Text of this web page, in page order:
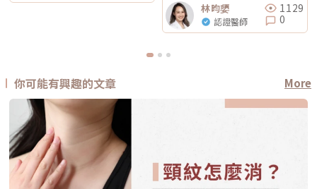
林昀嬃
認證醫師
1129
0
你可能有興趣的文章 More